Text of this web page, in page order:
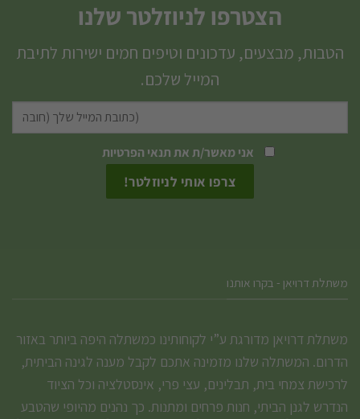
מספר
ניתן
האפשרויות
בעמוד
הצטרפו לניוזלטר שלנו
הטבות, מבצעים, עדכונים וטיפים חמים ישירות לתיבת
המייל שלכם.
אני מאשר/ת אתתנאי הפרטיות
משתלת דרויאן - בקרו אותנו
משתלת דרויאן מדורגת ע”י לקוחותינו כמשתלה היפה ביותר באזור
הדרום. המשתלה שלנו מזמינה אתכם לקבל מענה לגינה הביתית,
לרכישת צמחי בית, תבלינים, עצי פרי, אינסטלציה וכל הציוד
הנדרש לגנן הביתי, חנות פרחים ומתנות. כך נהנים מהיופי שהטבע